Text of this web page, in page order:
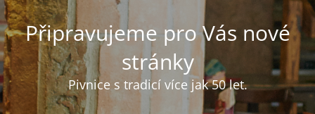
Připravujeme pro Vás nové
stránky
Pivnice s tradicí více jak 50 let.